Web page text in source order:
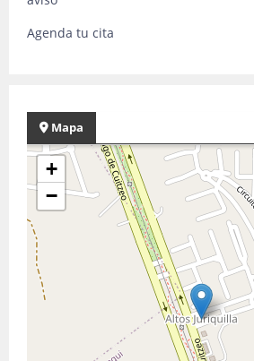
Agenda tu cita
Mapa
+
−